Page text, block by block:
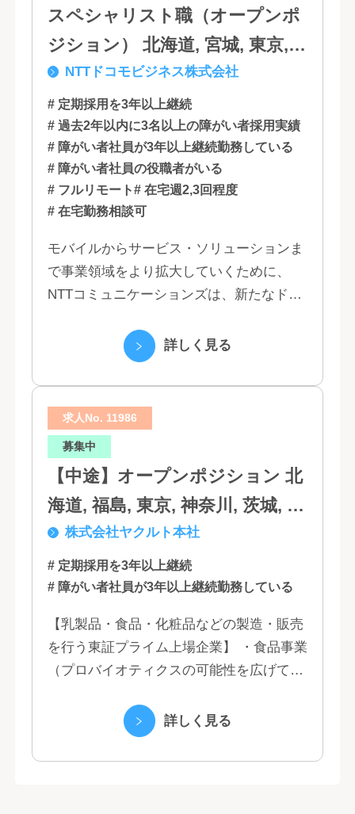
スペシャリスト職（オープンポ
ジション） 北海道, 宮城, 東京,
石川, 愛知, 大阪, 広島, 香川, 福岡
NTTドコモビジネス株式会社
# 定期採用を3年以上継続
# 過去2年以内に3名以上の障がい者採用実績
# 障がい者社員が3年以上継続勤務している
# 障がい者社員の役職者がいる
# フルリモート# 在宅週2,3回程度
# 在宅勤務相談可
モバイルからサービス・ソリューションま
で事業領域をより拡大していくために、
NTTコミュニケーションズは、新たなドコ
たちは、クラウド、ネットワーク、セキュ
リティといっ...
詳しく見る
求人No. 11986
募集中
【中途】オープンポジション 北
海道, 福島, 東京, 神奈川, 茨城, 静
岡, 大阪, 兵庫, 福岡, 佐賀
株式会社ヤクルト本社
# 定期採用を3年以上継続
# 障がい者社員が3年以上継続勤務している
【乳製品・食品・化粧品などの製造・販売
を行う東証プライム上場企業】 ・食品事業
（プロバイオティクスの可能性を広げてい
る優れた機能性飲料） ・国際事業（40の
詳しく見る